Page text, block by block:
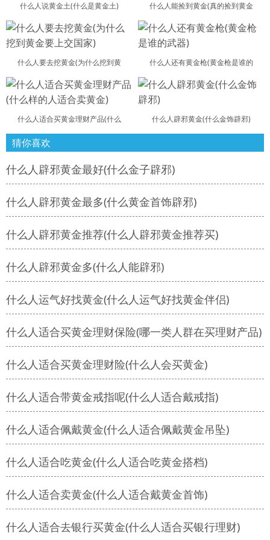
什么人说黄金土(什么是黄金土) 什么人能捡到黄金(真的捡到黄金
什么人要去挖黄金(为什么挖到黄 什么人还有黄金枪(黄金枪是谁的
什么人适合买黄金理财产品(什么 什么人辟邪黄金(什么金饰辟邪)
猜你喜欢
什么人辟邪黄金最好(什么金子辟邪)
什么人辟邪黄金最多(什么黄金首饰辟邪)
什么人辟邪黄金推荐(什么人辟邪黄金推荐买)
什么人辟邪黄金多(什么人能辟邪)
什么人运气好找黄金(什么人运气好找黄金伴侣)
什么人适合买黄金理财保险(哪一类人群在买理财产品)
什么人适合买黄金理财险(什么人会买黄金)
什么人适合带黄金戒指呢(什么人适合戴戒指)
什么人适合佩戴黄金(什么人适合佩戴黄金吊坠)
什么人适合吃黄金(什么人适合吃黄金搭档)
什么人适合卖黄金(什么人适合戴黄金首饰)
什么人适合去银行买黄金(什么人适合买银行理财)